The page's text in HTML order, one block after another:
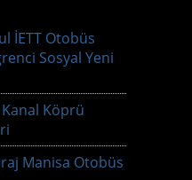
İETT Otobüs
Sosyal Yeni
Kanal Köprü
Manisa Otobüs